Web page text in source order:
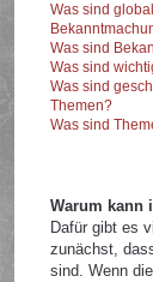
Was sind
Was sind
Was sind
Was sind
Themen?
Was sind
Warum kann
Dafür gibt es
zunächst,
sind. Wenn